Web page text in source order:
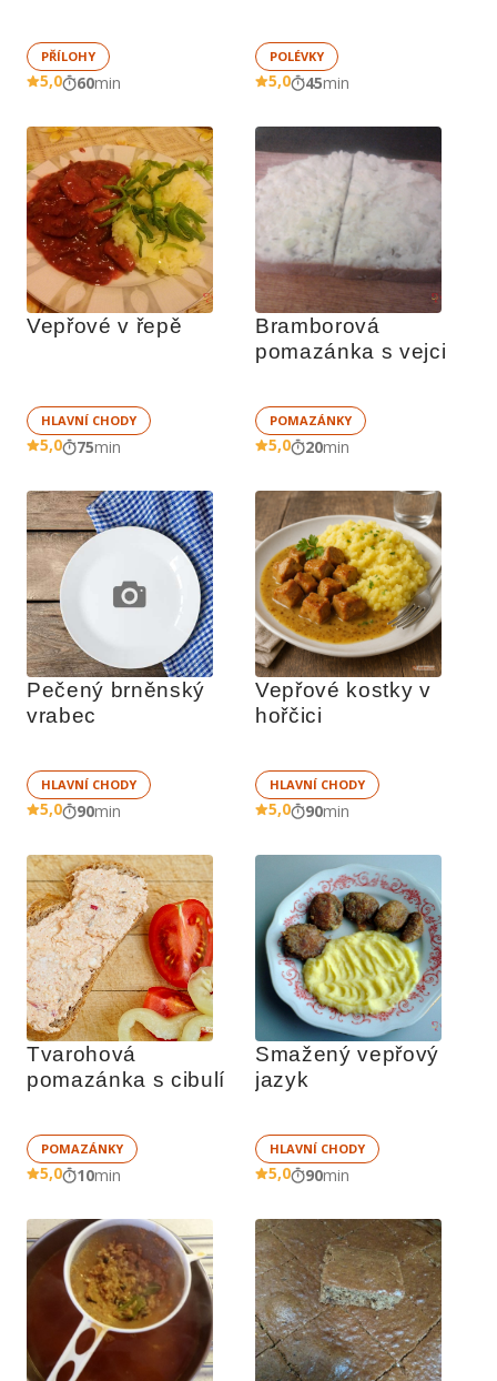
PŘÍLOHY
5,0 60min
POLÉVKY
5,0 45min
Vepřové v řepě
HLAVNÍ CHODY
5,0 75min
Bramborová
pomazánka s vejci
POMAZÁNKY
5,0 20min
Pečený brněnský
vrabec
HLAVNÍ CHODY
5,0 90min
Vepřové kostky v
hořčici
HLAVNÍ CHODY
5,0 90min
Tvarohová
POMAZÁNKY
5,0 10min
Smažený vepřový
jazyk
HLAVNÍ CHODY
5,0 90min